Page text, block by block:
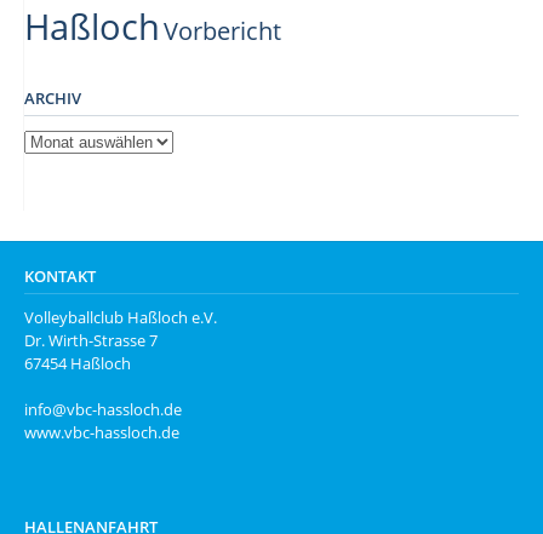
HaßlochVorbericht
ARCHIV
Archiv
KONTAKT
Volleyballclub Haßloch e.V.
Dr. Wirth-Strasse 7
67454 Haßloch
info@vbc-hassloch.de
www.vbc-hassloch.de
HALLENANFAHRT